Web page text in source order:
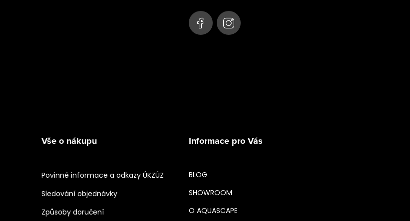
Vše o nákupu
Povinné informace a odkazy ÚKZÚZ
Sledování objednávky
Způsoby doručení
Informace pro Vás
BLOG
SHOWROOM
O AQUASCAPE